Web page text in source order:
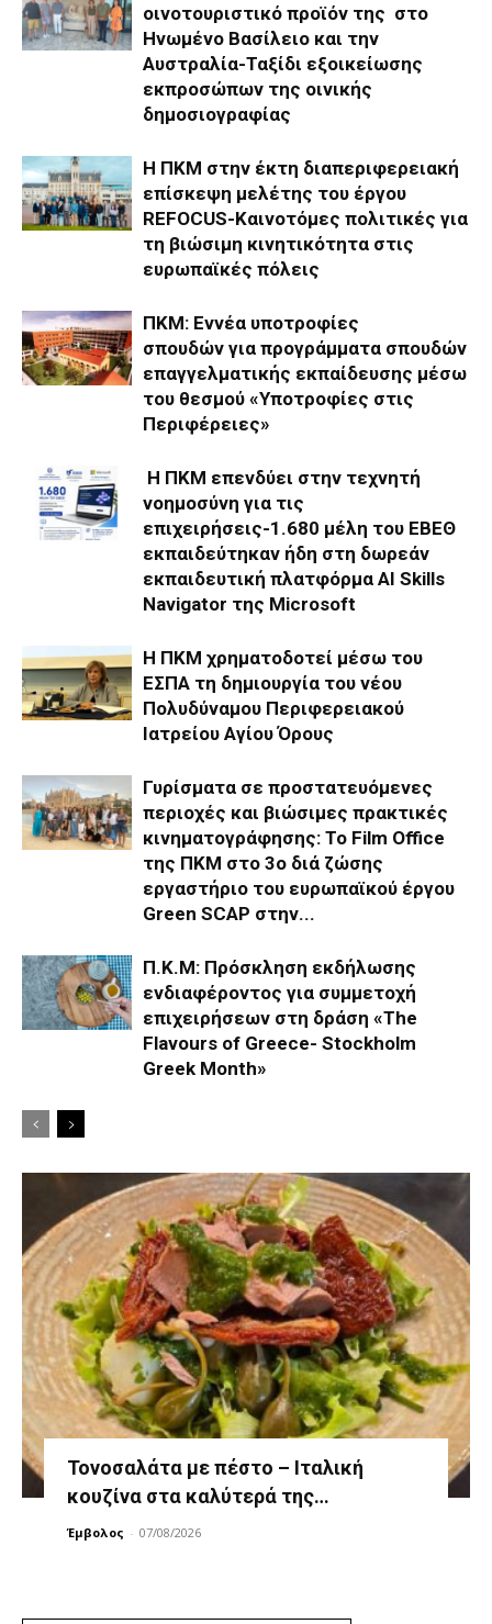
οινοτουριστικό προϊόν της στο
Ηνωμένο Βασίλειο και την
Αυστραλία-Ταξίδι εξοικείωσης
εκπροσώπων της οινικής
δημοσιογραφίας
Η ΠΚΜ στην έκτη διαπεριφερειακή
επίσκεψη μελέτης του έργου
REFOCUS-Καινοτόμες πολιτικές για
τη βιώσιμη κινητικότητα στις
ευρωπαϊκές πόλεις
ΠΚΜ: Εννέα υποτροφίες
σπουδών για προγράμματα σπουδών
επαγγελματικής εκπαίδευσης μέσω
του θεσμού «Υποτροφίες στις
Περιφέρειες»
Η ΠΚΜ επενδύει στην τεχνητή
νοημοσύνη για τις
επιχειρήσεις-1.680 μέλη του ΕΒΕΘ
εκπαιδεύτηκαν ήδη στη δωρεάν
εκπαιδευτική πλατφόρμα AI Skills
Navigator της Microsoft
Η ΠΚΜ χρηματοδοτεί μέσω του
ΕΣΠΑ τη δημιουργία του νέου
Πολυδύναμου Περιφερειακού
Ιατρείου Αγίου Όρους
Γυρίσματα σε προστατευόμενες
περιοχές και βιώσιμες πρακτικές
κινηματογράφησης: Το Film Office
της ΠΚΜ στο 3o διά ζώσης
εργαστήριο του ευρωπαϊκού έργου
Green SCAP στην...
Π.Κ.Μ: Πρόσκληση εκδήλωσης
ενδιαφέροντος για συμμετοχή
επιχειρήσεων στη δράση «The
Flavours of Greece- Stockholm
Greek Month»
Τονοσαλάτα με πέστο – Ιταλική
κουζίνα στα καλύτερά της…
Έμβολος - 07/08/2026